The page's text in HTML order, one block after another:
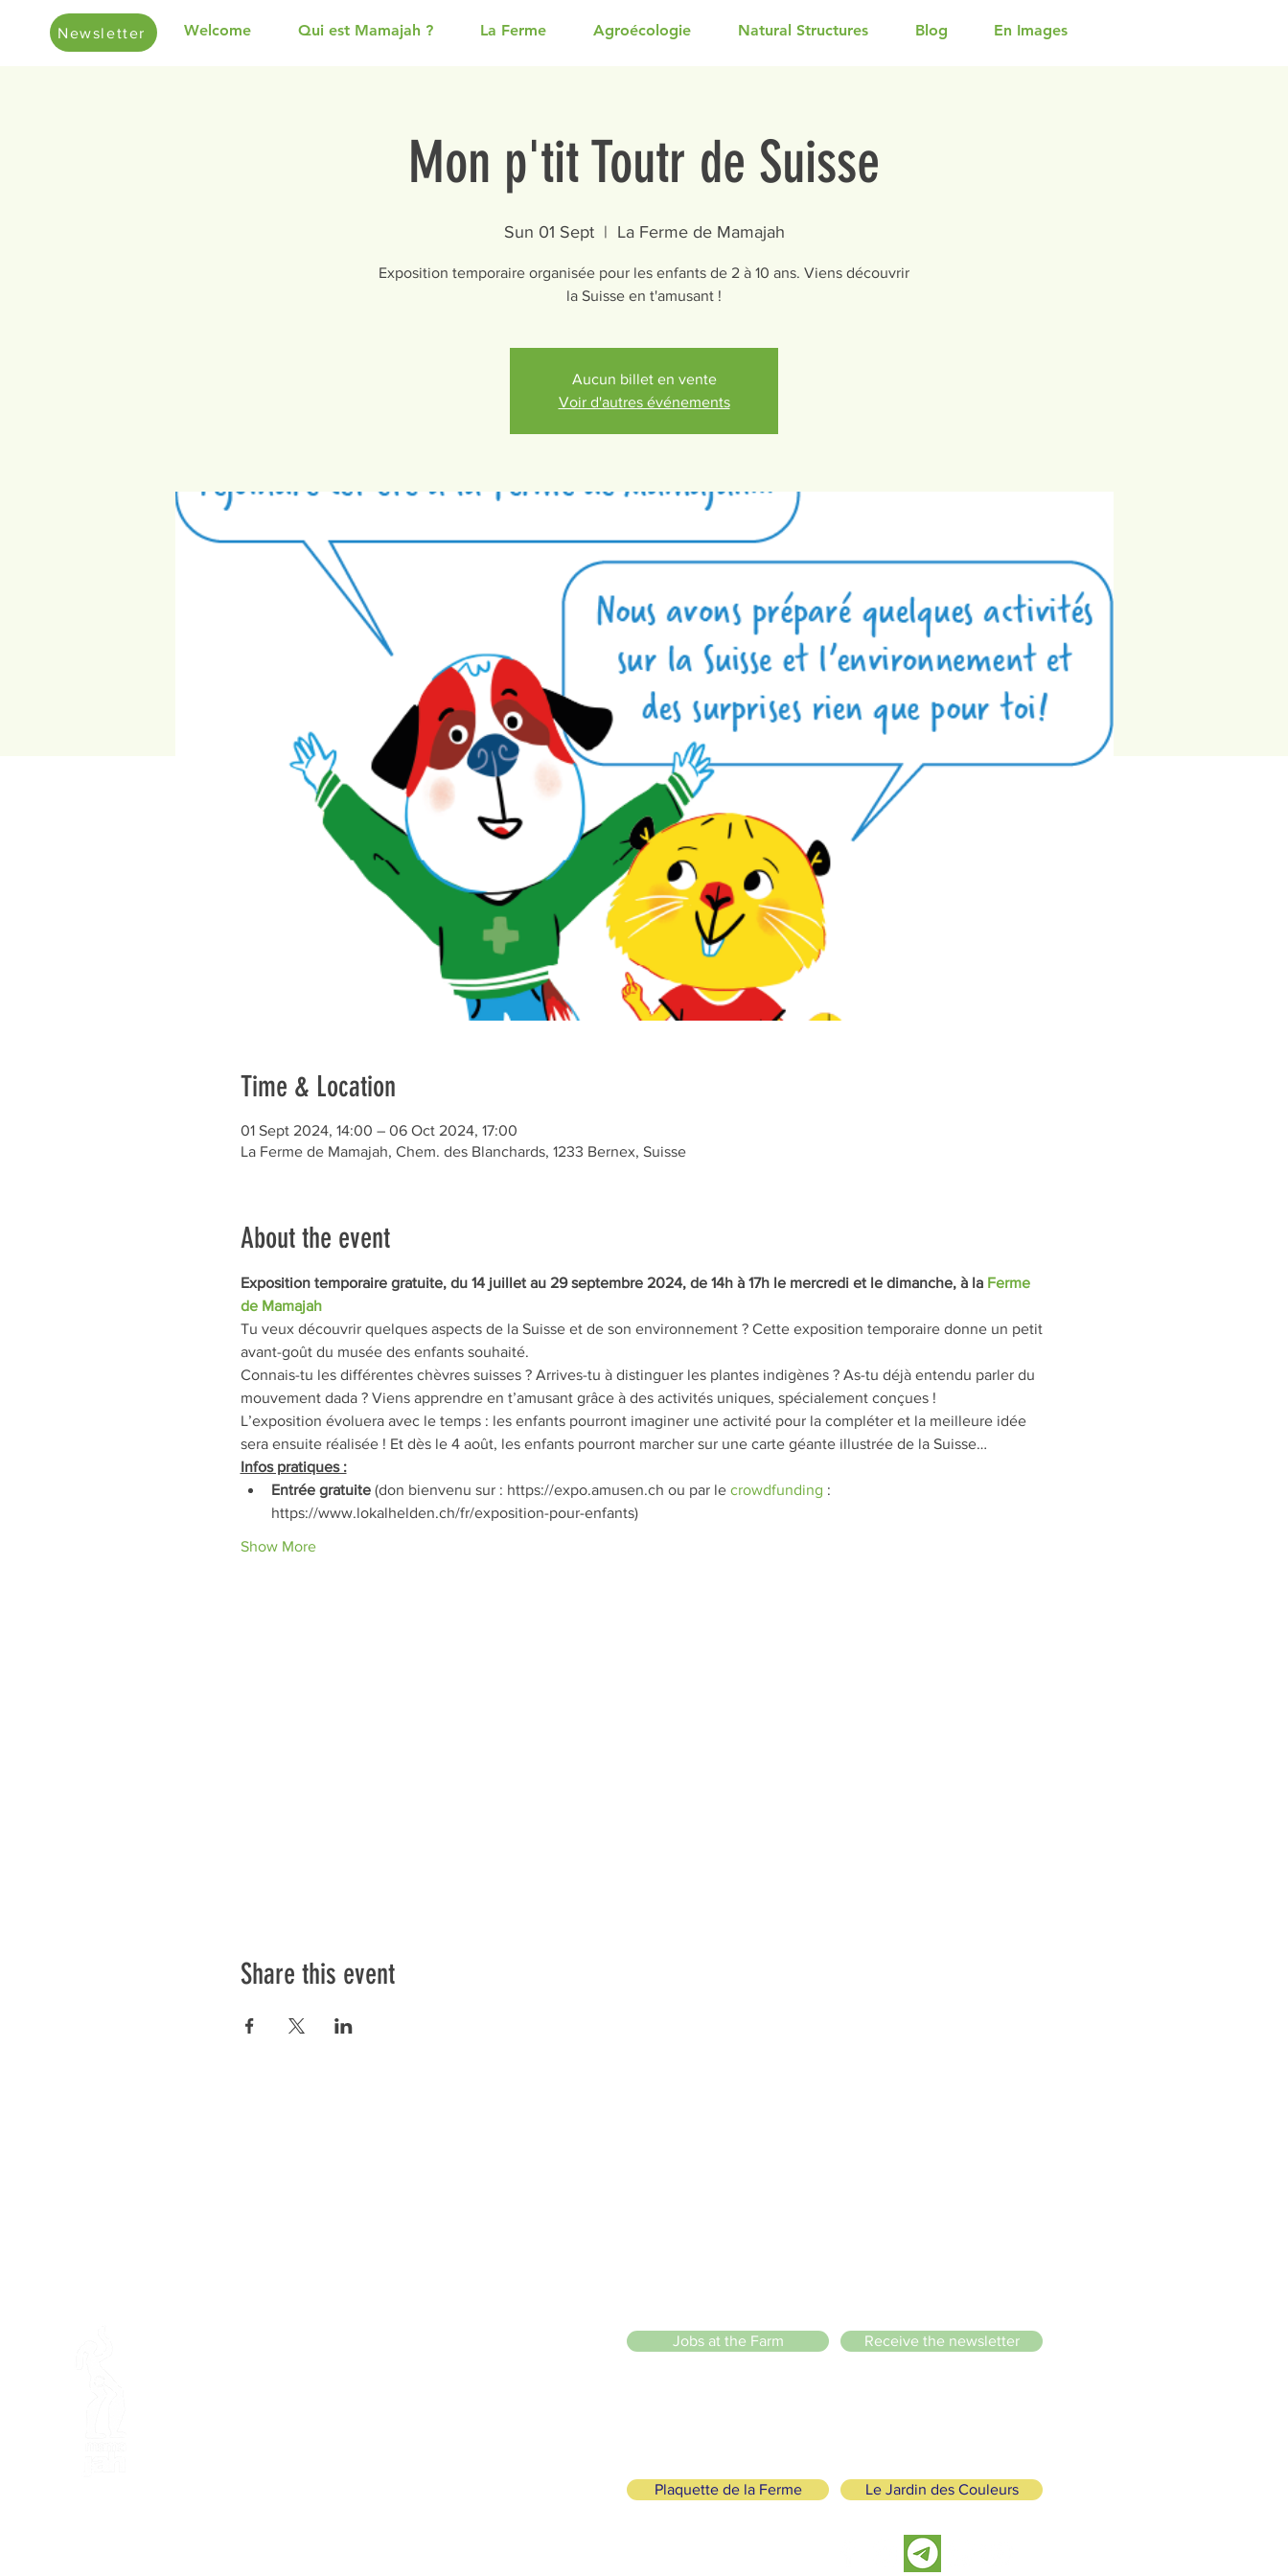
Newsletter Welcome Qui est Mamajah ? La Ferme Agroécologie Natural Structures Blog En Images
Mon p'tit Toutr de Suisse
Sun 01 Sept
  |
La Ferme de Mamajah
Exposition temporaire organisée pour les enfants de 2 à 10 ans. Viens découvrir
la Suisse en t'amusant !
Aucun billet en vente
Voir d'autres événements
Time & Location
01 Sept 2024, 14:00 – 06 Oct 2024, 17:00
La Ferme de Mamajah, Chem. des Blanchards, 1233 Bernex, Suisse
About the event
Exposition temporaire gratuite, du 14 juillet au 29 septembre 2024, de 14h à 17h le mercredi et le dimanche, à la Ferme
de Mamajah
Tu veux découvrir quelques aspects de la Suisse et de son environnement ? Cette exposition temporaire donne un petit
avant-goût du musée des enfants souhaité.
Connais-tu les différentes chèvres suisses ? Arrives-tu à distinguer les plantes indigènes ? As-tu déjà entendu parler du
mouvement dada ? Viens apprendre en t’amusant grâce à des activités uniques, spécialement conçues !
L’exposition évoluera avec le temps : les enfants pourront imaginer une activité pour la compléter et la meilleure idée
sera ensuite réalisée ! Et dès le 4 août, les enfants pourront marcher sur une carte géante illustrée de la Suisse…
Infos pratiques :
Entrée gratuite (don bienvenu sur : https://expo.amusen.ch ou par le crowdfunding :
https://www.lokalhelden.ch/fr/exposition-pour-enfants)
Show More
Share this event
Jobs at the Farm Receive the newsletter
Plaquette de la Ferme Le Jardin des Couleurs